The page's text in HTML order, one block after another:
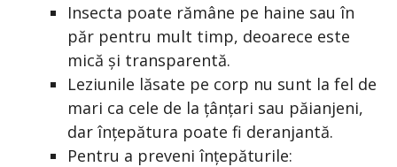
Insecta poate rămâne pe haine sau în
păr pentru mult timp, deoarece este
mică și transparentă.
Leziunile lăsate pe corp nu sunt la fel de
mari ca cele de la țânțari sau păianjeni,
dar înțepătura poate fi deranjantă.
Pentru a preveni înțepăturile: